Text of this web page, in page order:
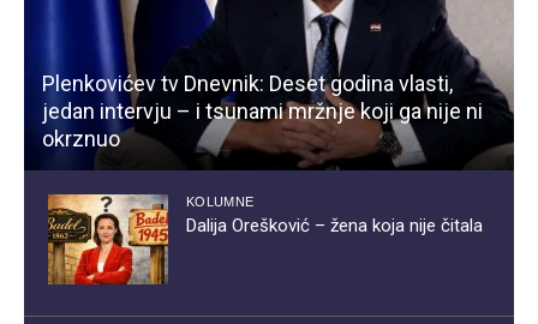
Plenkovićev tv Dnevnik: Deset godina vlasti,
jedan intervju – i tsunami mržnje koji ga nije ni
okrznuo
KOLUMNE
Dalija Orešković – žena koja nije čitala